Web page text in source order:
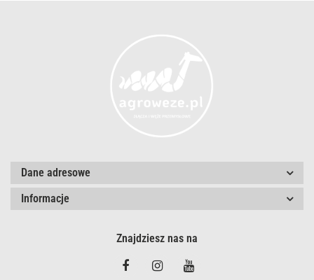
Dane adresowe
Informacje
Znajdziesz nas na